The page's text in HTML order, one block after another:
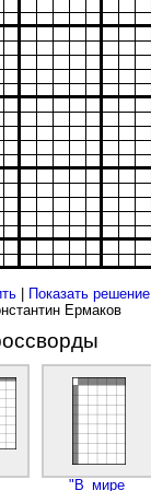
Показать решение
Ермаков
"В мире